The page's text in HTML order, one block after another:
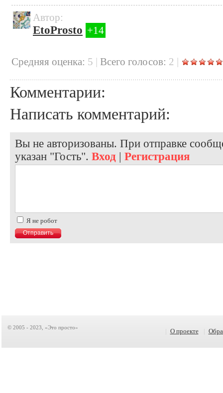
Автор:
EtoProsto +14
Cредняя оценка: 5 | Всего голосов: 2 |
Комментарии:
Написать комментарий:
Вы не авторизованы. При отправке
указан "Гость". Вход | Регистрация
Я не робот
© 2005 - 2023, «Это просто» О проекте